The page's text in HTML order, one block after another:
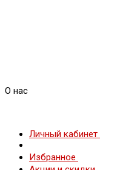
О нас
Личный кабинет
Избранное